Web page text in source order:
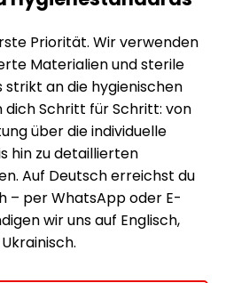
Priorität. Wir verwenden
Materialien und sterile
an die hygienischen
dich Schritt für Schritt: von
über die individuelle
hin zu detaillierten
Auf Deutsch erreichst du
– per WhatsApp oder E-
wir uns auf Englisch,